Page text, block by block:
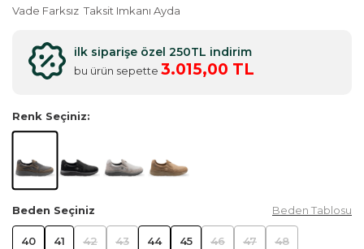
Vade Farksız Taksit Imkanı Ayda
ilk siparişe özel 250TL indirim
bu ürün sepette 3.015,00 TL
Renk Seçiniz:
Beden Seçiniz Beden Tablosu
40 41 42 43 44 45 46 47 48